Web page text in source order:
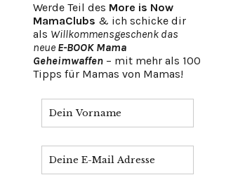
Werde Teil des More is Now
MamaClubs & ich schicke dir
als Willkommensgeschenk das
neue E-BOOK Mama
Geheimwaffen – mit mehr als 100
Tipps für Mamas von Mamas!